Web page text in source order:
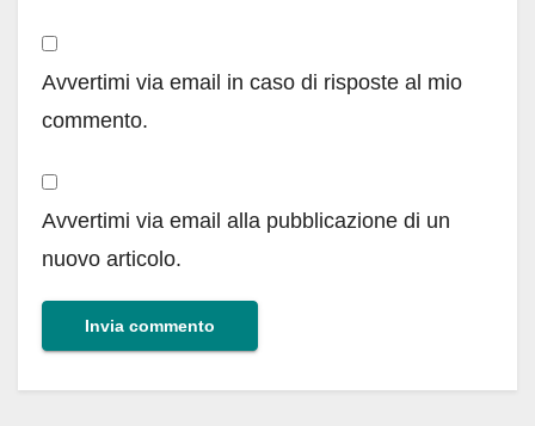
Avvertimi via email in caso di risposte al mio
commento.
Avvertimi via email alla pubblicazione di un
nuovo articolo.